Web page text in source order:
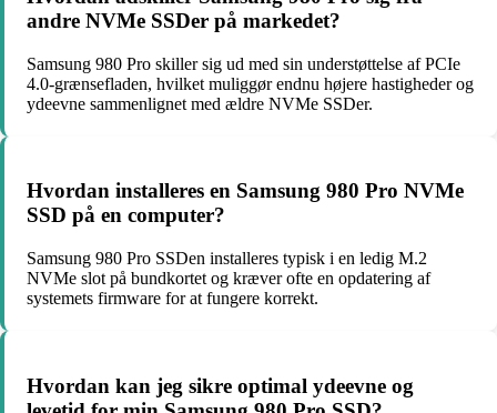
andre NVMe SSDer på markedet?
Samsung 980 Pro skiller sig ud med sin understøttelse af PCIe
4.0-grænsefladen, hvilket muliggør endnu højere hastigheder og
ydeevne sammenlignet med ældre NVMe SSDer.
Hvordan installeres en Samsung 980 Pro NVMe
SSD på en computer?
Samsung 980 Pro SSDen installeres typisk i en ledig M.2
NVMe slot på bundkortet og kræver ofte en opdatering af
systemets firmware for at fungere korrekt.
Hvordan kan jeg sikre optimal ydeevne og